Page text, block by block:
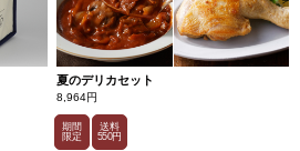
夏のデリカセット
8,964円
期間
限定
送料
550円